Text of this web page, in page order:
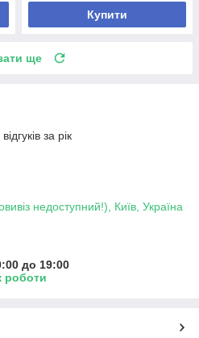
Купити
ще
за рік
недоступний!), Київ, Україна
до 19:00
роботи